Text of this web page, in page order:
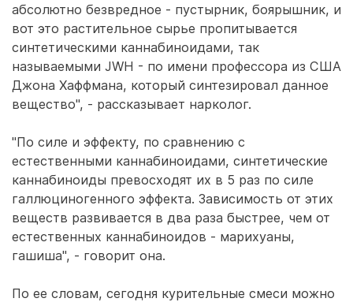
абсолютно безвредное - пустырник, боярышник, и
вот это растительное сырье пропитывается
синтетическими каннабиноидами, так
называемыми JWH - по имени профессора из США
Джона Хаффмана, который синтезировал данное
вещество", - рассказывает нарколог.
"По силе и эффекту, по сравнению с
естественными каннабиноидами, синтетические
каннабиноиды превосходят их в 5 раз по силе
галлюциногенного эффекта. Зависимость от этих
веществ развивается в два раза быстрее, чем от
естественных каннабиноидов - марихуаны,
гашиша", - говорит она.
По ее словам, сегодня курительные смеси можно